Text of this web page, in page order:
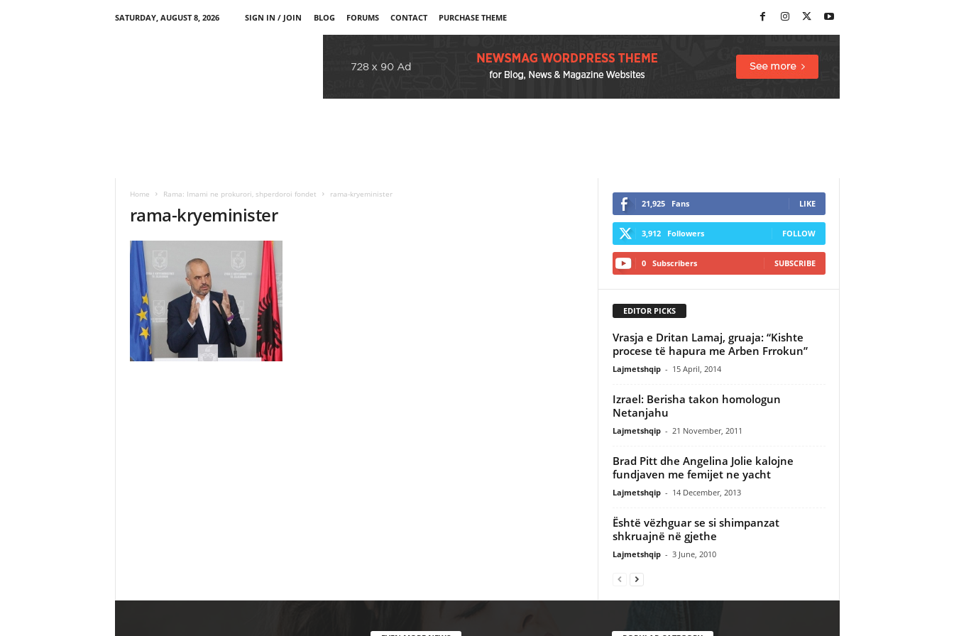
SATURDAY, AUGUST 8, 2026 SIGN IN / JOIN BLOG FORUMS CONTACT PURCHASE THEME
Home Rama: Imami ne prokurori, shperdoroi fondet rama-kryeminister
rama-kryeminister 21,925 Fans LIKE
3,912 Followers FOLLOW
0 Subscribers SUBSCRIBE
EDITOR PICKS
Vrasja e Dritan Lamaj, gruaja: “Kishte
procese të hapura me Arben Frrokun”
Lajmetshqip - 15 April, 2014
Izrael: Berisha takon homologun
Netanjahu
Lajmetshqip - 21 November, 2011
Brad Pitt dhe Angelina Jolie kalojne
fundjaven me femijet ne yacht
Lajmetshqip - 14 December, 2013
Është vëzhguar se si shimpanzat
shkruajnë në gjethe
Lajmetshqip - 3 June, 2010